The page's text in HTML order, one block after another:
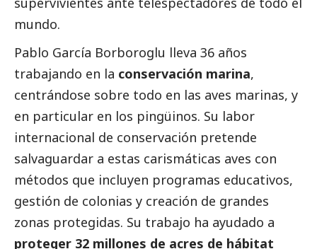
mundo.
Pablo García Borboroglu lleva 36 años
trabajando en la conservación marina,
centrándose sobre todo en las aves marinas, y
en particular en los pingüinos. Su labor
internacional de conservación pretende
salvaguardar a estas carismáticas aves con
métodos que incluyen programas educativos,
gestión de colonias y creación de grandes
zonas protegidas. Su trabajo ha ayudado a
proteger 32 millones de acres de hábitat